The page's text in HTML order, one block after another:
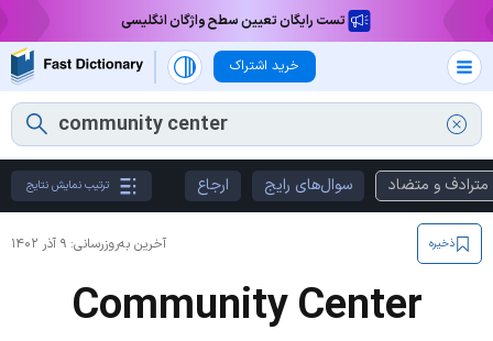
تست رایگان تعیین سطح واژگان انگلیسی
خرید اشتراک
مترادف و متضاد سوال‌های رایج ارجاع ترتیب نمایش نتایج
آخرین به‌روزرسانی: ۹ آذر ۱۴۰۲ ذخیره
Community Center